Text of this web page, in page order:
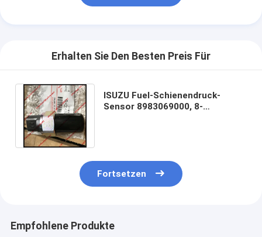
Erhalten Sie Den Besten Preis Für
ISUZU Fuel-Schienendruck-
Sensor 8983069000, 8-
Fortsetzen
Empfohlene Produkte